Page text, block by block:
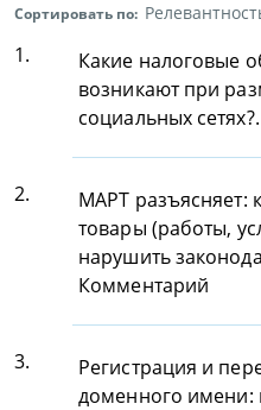
Сортировать по:
1.
Какие налоговые
возникают при
социальных
2.
МАРТ разъясняет:
товары (работы,
нарушить
Комментарий
3.
Регистрация и
доменного имени: